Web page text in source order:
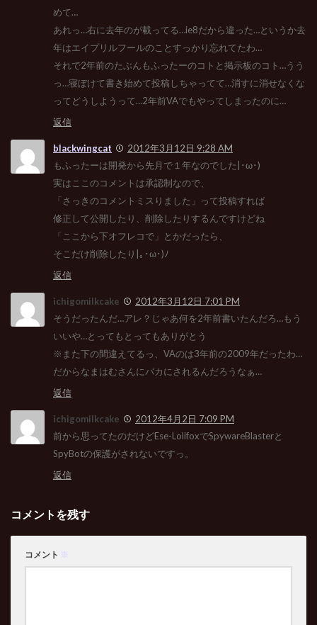
めて…
あれっ…右に去年のが載ってる…ie8だから違った…というか去
年はエイプリルフールのことすっかり忘れてたわ…
それで2年前のたぶんもふったーのコトと掲示板のコト…うう
っ…寝ぼけて書き始めて投稿しちゃってて…消すに消せなくな
ってどうしようって…2年前VAでもやってしまったのに…
返信
blackwingcat
2012年3月12日 9:28 AM
もふったーは開発から先月で１年なのでした|･ω･)
実はここのコメントは承認制なので、
「さっきのコメントミスりました」って投稿すれば
修正して公開したり、削除したりするんですけどね
「ここから下オフレコで」とかだったら、
そこだけ削除したり|｡･ω･)ﾉ
返信
ichigomilkcake
2012年3月12日 7:01 PM
そうだったんだ…アレ？じゃあ何を2年前書いたんだろ…もう
いいや…とってもとってもありがとう
※また下の間違えてるっ、VAのは3年前の2009年だったわ…
だからなまはむさんにバカにされるんだろうなぁ…
返信
ichigomilkcake
2012年4月2日 7:09 PM
前から思ってたのだけどEse-LolifoxでSpywareBlasterと
SpyBotの保護がされないですっ。
返信
コメントを残す
コメント ※